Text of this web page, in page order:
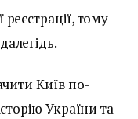
тому
Київ по-
України та